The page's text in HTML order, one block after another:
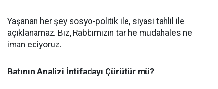
Yaşanan her şey sosyo-politik ile, siyasi tahlil ile
açıklanamaz. Biz, Rabbimizin tarihe müdahalesine
iman ediyoruz.
Batının Analizi İntifadayı Çürütür mü?